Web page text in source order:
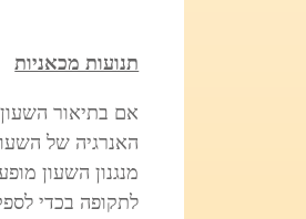
תנועות מכאניות
אם בתיאור
האנרגיה של
מנגנון השעון
לתקופה בכדי